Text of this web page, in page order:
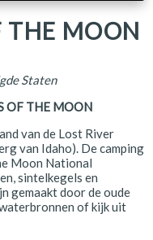
THE MOON
Staten
OF THE MOON
van de Lost River
van Idaho). De camping
Moon National
sintelkegels en
gemaakt door de oude
of kijk uit